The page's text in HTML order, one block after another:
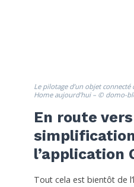
Le pilotage d’un objet connecté
Home aujourd’hui – © domo-
En route
l’application
Tout cela est bientôt de